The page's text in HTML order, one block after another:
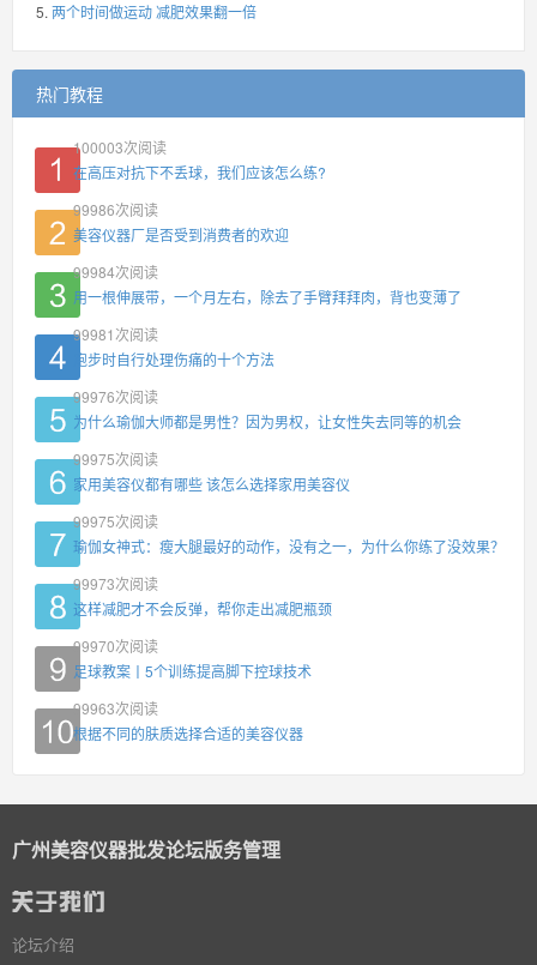
两个时间做运动 减肥效果翻一倍
热门教程
100003次阅读
在高压对抗下不丢球，我们应该怎么练?
99986次阅读
美容仪器厂是否受到消费者的欢迎
99984次阅读
用一根伸展带，一个月左右，除去了手臂拜拜肉，背也变薄了
99981 次阅读
跑步时自行处理伤痛的十个方法
99976次阅读
为什么瑜伽大师都是男性？因为男权，让女性失去同等的机会
99975次阅读
家用美容仪都有哪些 该怎么选择家用美容仪
99975次阅读
瑜伽女神式：瘦大腿最好的动作，没有之一，为什么你练了没效果？
99973次阅读
这样减肥才不会反弹，帮你走出减肥瓶颈
99970次阅读
足球教案丨5个训练提高脚下控球技术
99963次阅读
根据不同的肤质选择合适的美容仪器
广州美容仪器批发论坛版务管理
论坛介绍